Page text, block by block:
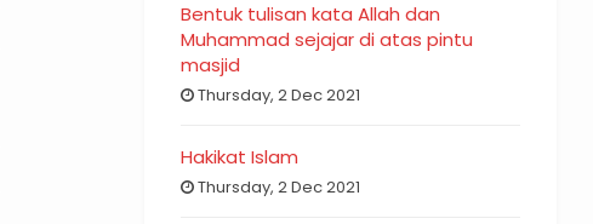
Bentuk tulisan kata Allah dan
Muhammad sejajar di atas pintu
masjid
Thursday, 2 Dec 2021
Hakikat Islam
Thursday, 2 Dec 2021